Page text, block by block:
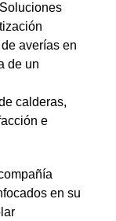
Soluciones
averías en
de un
calderas,
e
en su